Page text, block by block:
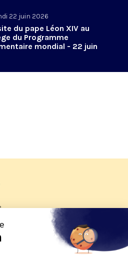
22 juin 2026
du pape Léon XIV au
du Programme
mondial - 22 juin
d'été 2026 de KTO